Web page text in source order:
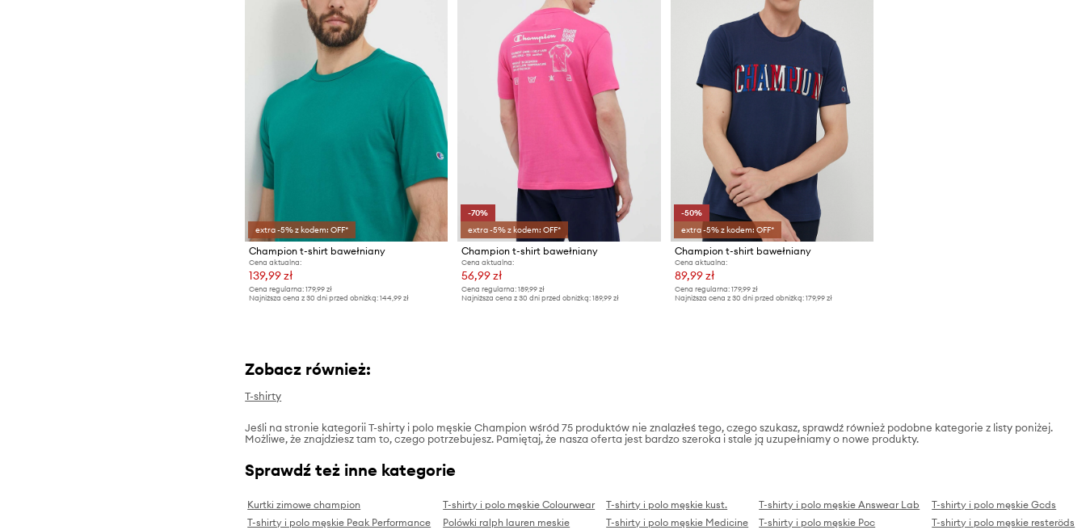
extra -5% z kodem: OFF*
Champion t-shirt bawełniany
Cena aktualna:
139,99 zł
Cena regularna: 179,99 zł
Najniższa cena z 30 dni przed obniżką: 144,99 zł
-70%
extra -5% z kodem: OFF*
Champion t-shirt bawełniany
Cena aktualna:
56,99 zł
Cena regularna: 189,99 zł
Najniższa cena z 30 dni przed obniżką: 189,99 zł
-50%
extra -5% z kodem: OFF*
Champion t-shirt bawełniany
Cena aktualna:
89,99 zł
Cena regularna: 179,99 zł
Najniższa cena z 30 dni przed obniżką: 179,99 zł
Zobacz również:
T-shirty
Jeśli na stronie kategorii T-shirty i polo męskie Champion wśród 75 produktów nie znalazłeś tego, czego szukasz, sprawdź również podobne kategorie z listy poniżej.
Możliwe, że znajdziesz tam to, czego potrzebujesz. Pamiętaj, że nasza oferta jest bardzo szeroka i stale ją uzupełniamy o nowe produkty.
Sprawdź też inne kategorie
Kurtki zimowe champion T-shirty i polo męskie Colourwear T-shirty i polo męskie kust. T-shirty i polo męskie Answear Lab
T-shirty i polo męskie Gcds
T-shirty i polo męskie Peak Performance
Polówki ralph lauren meskie T-shirty i polo męskie Medicine T-shirty i polo męskie Poc T-shirty i polo męskie resteröds